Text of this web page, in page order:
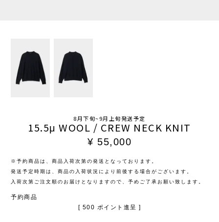
8月下旬~9月上旬発送予定
15.5μ WOOL / CREW NECK KNIT
¥ 55,000
※予約商品は、商品入荷次第の発送となっております。
発送予定時期は、商品の入荷状況により前後する場合がございます。
入荷次第ご注文順のお届けとなりますので、予めご了承お願い致します。
予約商品
[ 500 ポイント進呈 ]